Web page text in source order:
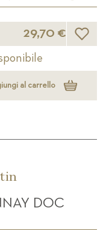
29,70 €
al carrello
DOC